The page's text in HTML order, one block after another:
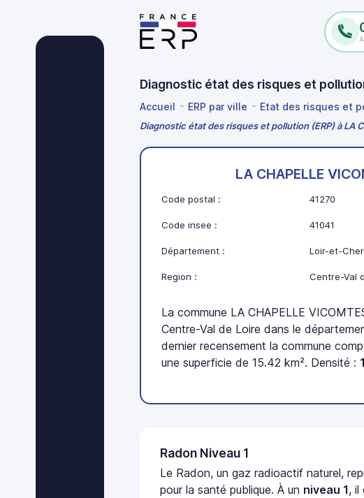
Diagnostic état des risques et
Accueil ERP par ville Etat des risques et
Diagnostic état des risques et pollution (ERP) à LA
LA CHAPELLE
Code postal : 41270
Code insee : 41041
Département : Loir-et-Cher
Region : Centre-Val
La commune LA CHAPELLE
Centre-Val de Loire dans le
dernier recensement la commune
une superficie de 15.42 km². Densité :
Radon Niveau 1
Le Radon, un gaz radioactif naturel,
pour la santé publique. À un niveau 1, il